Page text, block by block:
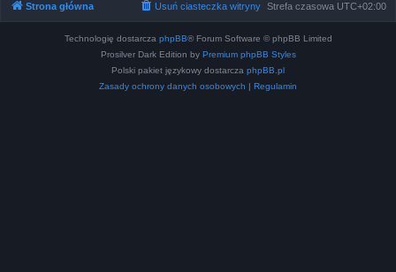
Strona główna Strefa czasowa UTC+02:00
Usuń ciasteczka witryny
Technologię dostarcza phpBB® Forum Software © phpBB Limited
Prosilver Dark Edition by Premium phpBB Styles
Polski pakiet językowy dostarcza phpBB.pl
Zasady ochrony danych osobowych | Regulamin